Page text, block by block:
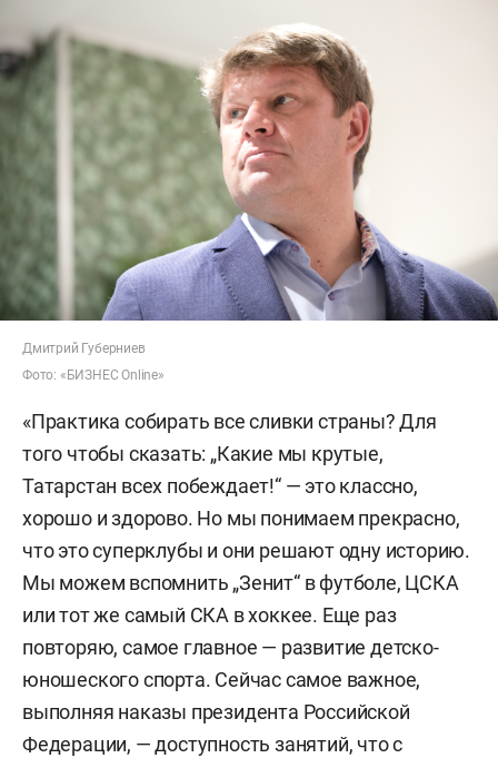
Дмитрий Губерниев
Фото: «БИЗНЕС Online»
«Практика собирать все сливки страны? Для
того чтобы сказать: „Какие мы крутые,
Татарстан всех побеждает!“ — это классно,
хорошо и здорово. Но мы понимаем прекрасно,
что это суперклубы и они решают одну историю.
Мы можем вспомнить „Зенит“ в футболе, ЦСКА
или тот же самый СКА в хоккее. Еще раз
повторяю, самое главное — развитие детско-
юношеского спорта. Сейчас самое важное,
выполняя наказы президента Российской
Федерации, — доступность занятий, что с